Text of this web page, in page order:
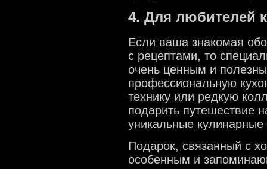
4. Для любителей
Если ваша знакомая
с рецептами, то
очень ценным и
профессиональную
технику или редкую
подарить путешествие
уникальные
Подарок, связанный с
особенным и